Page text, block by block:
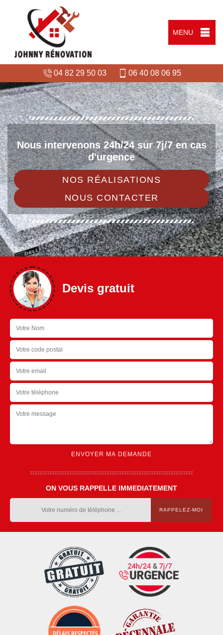
MENU
04 82 29 50 03 06 40 08 06 95
Nous intervenons 24h/24 sur 7j/7 en cas
d'urgence
NOS RÉALISATIONS
NOUS CONTACTER
Devis gratuit
ON VOUS RAPPELLE IMMEDIATEMENT